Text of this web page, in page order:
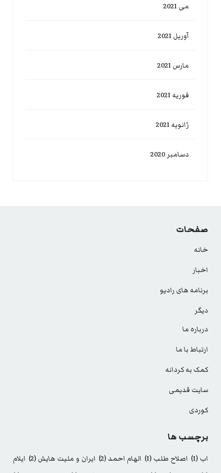
می 2021
آوریل 2021
مارس 2021
فوریه 2021
ژانویه 2021
دسامبر 2020
صفحات
خانه
اخبار
برنامه های رادیو
دیگر
درباره ما
ارتباط با ما
کمک به کردانه
سایت قدیمی
کوردی
برچسب ها
اب (1) اصلاح طلب (1) الهام احمد(2) ایران و ملیت هایش (2)
ایلام